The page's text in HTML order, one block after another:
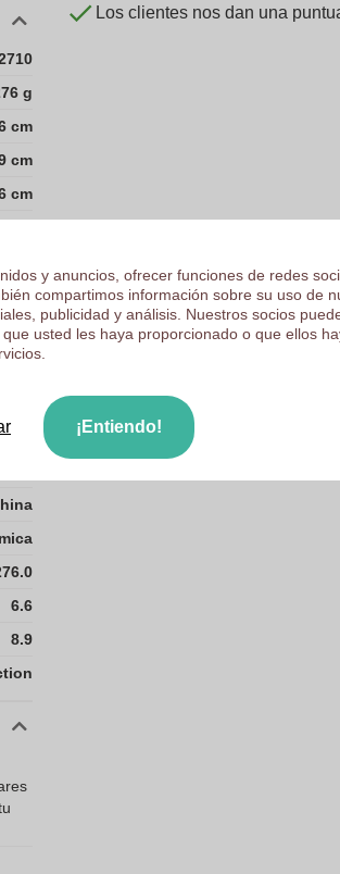
g
cm
cm
cm
11.0
6.6
8.9
Los clientes nos dan una
y anuncios, ofrecer funciones de redes
compartimos información sobre su uso de
publicidad y análisis. Nuestros socios
usted les haya proporcionado o que ellos
¡Entiendo!